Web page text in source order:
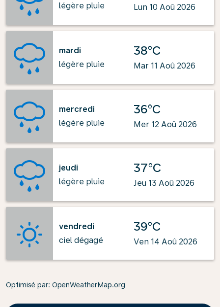
légère pluie
Lun 10 Aoû 2026
mardi
légère pluie
38°C
Mar 11 Aoû 2026
mercredi
légère pluie
36°C
Mer 12 Aoû 2026
jeudi
légère pluie
37°C
Jeu 13 Aoû 2026
vendredi
ciel dégagé
39°C
Ven 14 Aoû 2026
Optimisé par: OpenWeatherMap.org